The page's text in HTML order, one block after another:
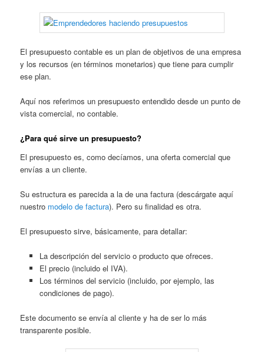
El presupuesto contable es un plan de objetivos de una empresa
y los recursos (en términos monetarios) que tiene para cumplir
ese plan.
Aquí nos referimos un presupuesto entendido desde un punto de
vista comercial, no contable.
¿Para qué sirve un presupuesto?
El presupuesto es, como decíamos, una oferta comercial que
envías a un cliente.
Su estructura es parecida a la de una factura (descárgate aquí
nuestro modelo de factura). Pero su finalidad es otra.
El presupuesto sirve, básicamente, para detallar:
La descripción del servicio o producto que ofreces.
El precio (incluido el IVA).
Los términos del servicio (incluido, por ejemplo, las
condiciones de pago).
Este documento se envía al cliente y ha de ser lo más
transparente posible.